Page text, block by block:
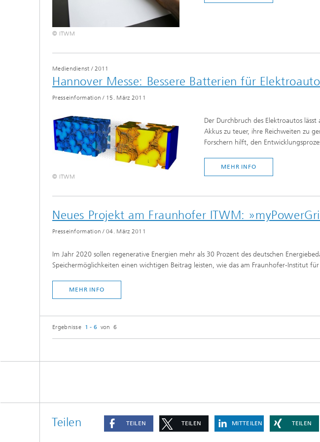
© ITWM
Mediendienst / 2011
Hannover Messe: Bessere Batterien für
Presseinformation / 15. März 2011
© ITWM
Der Durchbruch des Elektroautos
Akkus zu teuer, ihre Reichweiten zu
Forschern hilft, den
MEHR INFO
Neues Projekt am Fraunhofer ITWM:
Presseinformation /04. März 2011
Im Jahr 2020 sollen regenerative Energien mehr als 30 Prozent des deutschen
Speichermöglichkeiten einen wichtigen Beitrag leisten, wie das am Fraunhofer-Institut
MEHR INFO
Ergebnisse 1 - 6 von 6
Teilen TEILEN TEILEN MITTEILEN TEILEN